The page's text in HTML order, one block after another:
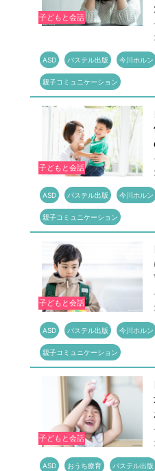
子どもと会話
ASD パステル出版 今川ホルン
親子コミュニケーション
子どもと会話
ASD パステル出版 今川ホルン
親子コミュニケーション
子どもと会話
ASD パステル出版 今川ホルン
親子コミュニケーション
子どもと会話
ASD おうち療育 パステル出版